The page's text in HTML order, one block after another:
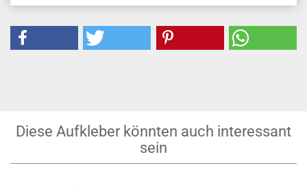
Diese Aufkleber könnten auch interessant
sein